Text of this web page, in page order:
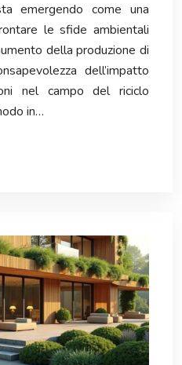
emergendo come una
le sfide ambientali
della produzione di
dell’impatto
nel campo del riciclo
in…